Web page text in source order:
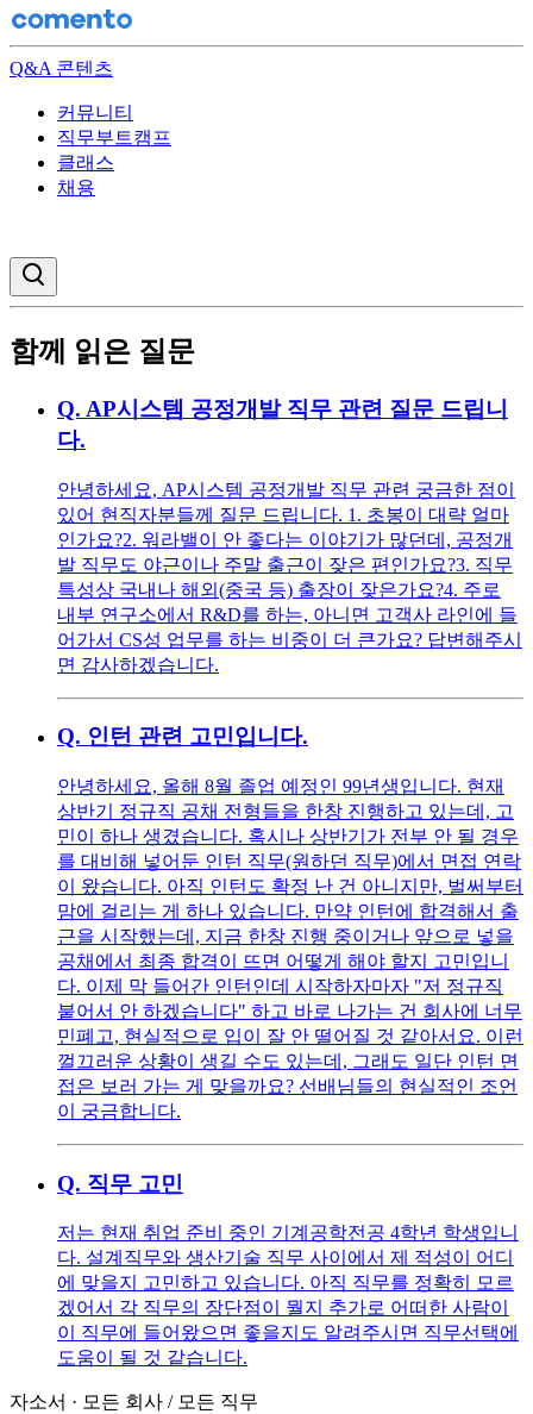
Q&A 콘텐츠
커뮤니티
직무부트캠프
클래스
채용
함께 읽은 질문
Q. AP시스템 공정개발 직무 관련 질문 드립니
다.
안녕하세요, AP시스템 공정개발 직무 관련 궁금한 점이
있어 현직자분들께 질문 드립니다. 1. 초봉이 대략 얼마
인가요? ​2. 워라밸이 안 좋다는 이야기가 많던데, 공정개
발 직무도 야근이나 주말 출근이 잦은 편인가요? ​3. 직무
특성상 국내나 해외(중국 등) 출장이 잦은가요? ​4. 주로
내부 연구소에서 R&D를 하는, 아니면 고객사 라인에 들
어가서 CS성 업무를 하는 비중이 더 큰가요? 답변해주시
면 감사하겠습니다.
Q. 인턴 관련 고민입니다.
안녕하세요, 올해 8월 졸업 예정인 99년생입니다. 현재
상반기 정규직 공채 전형들을 한창 진행하고 있는데, 고
민이 하나 생겼습니다. 혹시나 상반기가 전부 안 될 경우
를 대비해 넣어둔 인턴 직무(원하던 직무)에서 면접 연락
이 왔습니다. 아직 인턴도 확정 난 건 아니지만, 벌써부터
맘에 걸리는 게 하나 있습니다. 만약 인턴에 합격해서 출
근을 시작했는데, 지금 한창 진행 중이거나 앞으로 넣을
공채에서 최종 합격이 뜨면 어떻게 해야 할지 고민입니
다. 이제 막 들어간 인턴인데 시작하자마자 "저 정규직
붙어서 안 하겠습니다" 하고 바로 나가는 건 회사에 너무
민폐고, 현실적으로 입이 잘 안 떨어질 것 같아서요. 이런
껄끄러운 상황이 생길 수도 있는데, 그래도 일단 인턴 면
접은 보러 가는 게 맞을까요? 선배님들의 현실적인 조언
이 궁금합니다.
Q. 직무 고민
저는 현재 취업 준비 중인 기계공학전공 4학년 학생입니
다. 설계직무와 생산기술 직무 사이에서 제 적성이 어디
에 맞을지 고민하고 있습니다. 아직 직무를 정확히 모르
겠어서 각 직무의 장단점이 뭘지 추가로 어떠한 사람이
이 직무에 들어왔으면 좋을지도 알려주시면 직무선택에
도움이 될 것 같습니다.
자소서 · 모든 회사 / 모든 직무